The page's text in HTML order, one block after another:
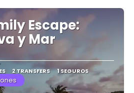
Escape:
y Mar
2 TRANSFERS 1 SEGUROS